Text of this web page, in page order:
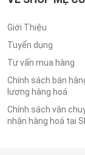
Giới Thiệu
Tuyển dụng
Tư vấn mua hàng
Chính sách bán
lượng hàng hoá
Chính sách vận
nhận hàng hoá tại